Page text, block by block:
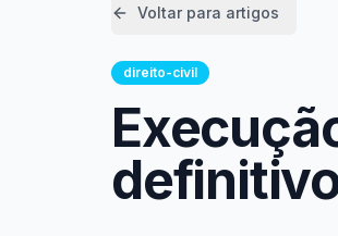
Voltar para artigos
direito-civil